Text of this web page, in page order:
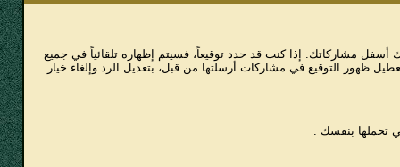
مشاركاتك. إذا كنت قد حدد توقيعاً، فسيتم إظهاره تلقائياً في جميع
ظهور التوقيع في مشاركات أرسلتها من قبل، بتعديل الرد وإلغاء خيار
تحملها بنفسك .